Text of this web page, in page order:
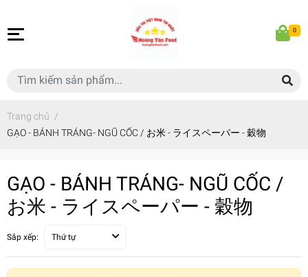
0
Trang chủ /
GẠO - BÁNH TRÁNG- NGŨ CỐC / お米 - ライスペーパー - 穀物
GẠO - BÁNH TRÁNG- NGŨ CỐC /
お米 - ライスペーパー - 穀物
Sắp xếp: Thứ tự